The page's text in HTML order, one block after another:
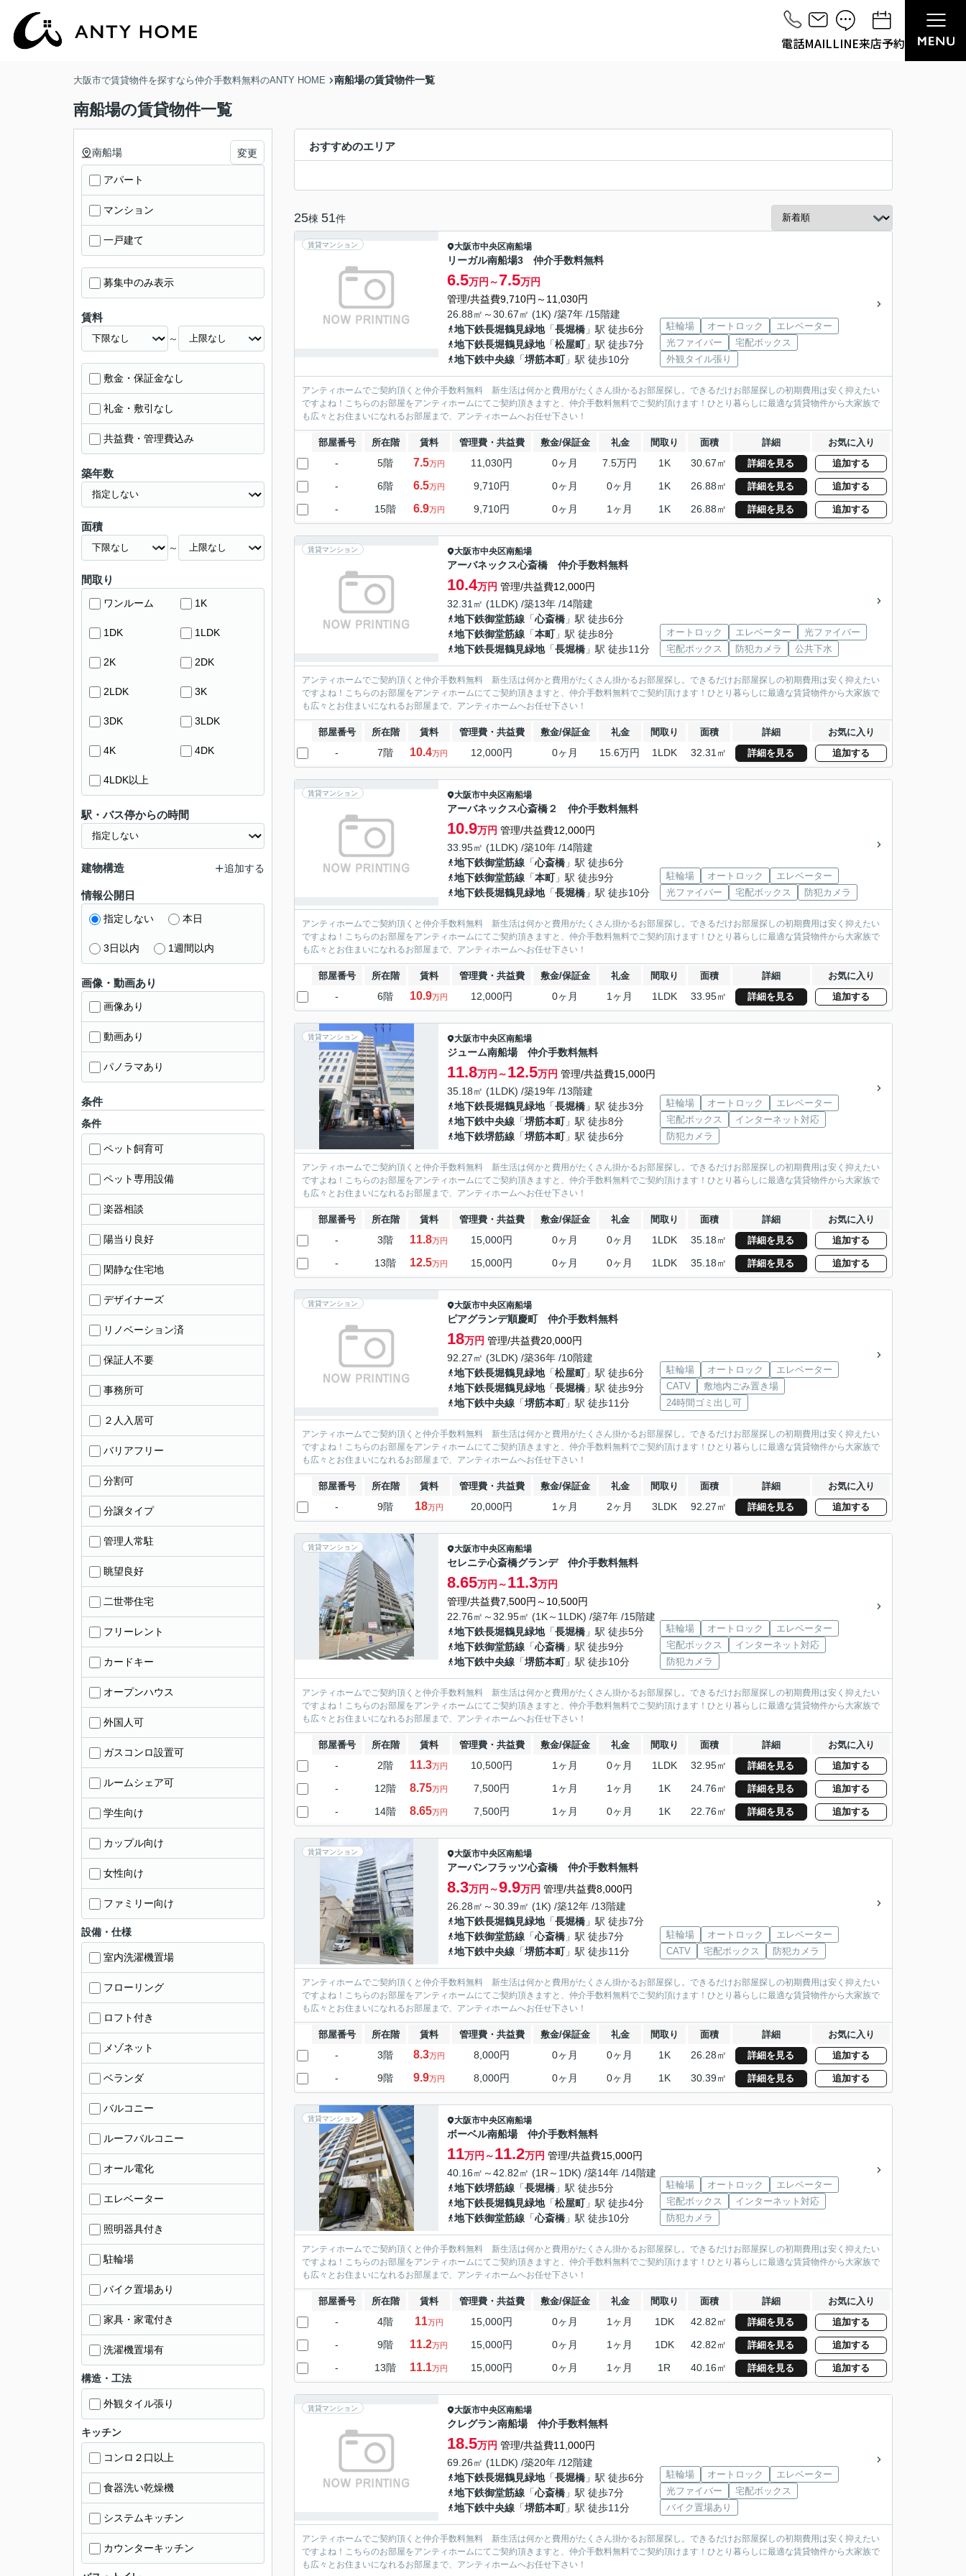
電話MAILLINE来店予約
大阪市で賃貸物件を探すなら仲介手数料無料のANTY HOME 南船場の賃貸物件一覧
南船場の賃貸物件一覧
おすすめのエリア
25棟 51件
賃貸マンション 大阪市中央区南船場
リーガル南船場3 仲介手数料無料
6.5万円～7.5万円
管理/共益費9,710円～11,030円
26.88㎡～30.67㎡ (1K) /築7年 /15階建
地下鉄長堀鶴見緑地「長堀橋 」駅 徒歩6分
地下鉄長堀鶴見緑地「松屋町」駅 徒歩7分
地下鉄中央線 「堺筋本町」駅 徒歩10分
駐輪場 オートロック
エレベーター
光ファイバー
宅配ボックス
外観タイル張り
アンティホームでご契約頂くと仲介手数料無料 新生活は何かと費用がたくさん掛かるお部屋探し。できるだけお部屋探しの初期費用は安く抑えたい
ですよね！こちらのお部屋をアンティホームにてご契約頂きますと、仲介手数料無料でご契約頂けます！ひとり暮らしに最適な賃貸物件から大家族で
も広々とお住まいになれるお部屋まで、アンティホームへお任せ下さい！
部屋番号 所在階 賃料 管理費・共益費 敷金/保証金 礼金 間取り 面積 詳細 お気に入り
- 5階 7.5万円 11,030円 0ヶ月 7.5万円 1K 30.67㎡ 詳細を見る 追加する
- 6階 6.5万円 9,710円 0ヶ月 0ヶ月 1K 26.88㎡ 詳細を見る 追加する
- 15階 6.9万円 9,710円 0ヶ月 1ヶ月 1K 26.88㎡ 詳細を見る 追加する
賃貸マンション 大阪市中央区南船場
アーバネックス心斎橋 仲介手数料無料
10.4万円 管理/共益費12,000円
32.31㎡ (1LDK) /築13年 /14階建
地下鉄御堂筋線 「心斎橋 」駅 徒歩6分
地下鉄御堂筋線 「本町」駅 徒歩8分
地下鉄長堀鶴見緑地「長堀橋 」駅 徒歩11分
オートロック エレベーター
光ファイバー
宅配ボックス
防犯カメラ 公共下水
アンティホームでご契約頂くと仲介手数料無料 新生活は何かと費用がたくさん掛かるお部屋探し。できるだけお部屋探しの初期費用は安く抑えたい
ですよね！こちらのお部屋をアンティホームにてご契約頂きますと、仲介手数料無料でご契約頂けます！ひとり暮らしに最適な賃貸物件から大家族で
も広々とお住まいになれるお部屋まで、アンティホームへお任せ下さい！
部屋番号 所在階 賃料 管理費・共益費 敷金/保証金 礼金 間取り 面積 詳細 お気に入り
- 7階 10.4万円 12,000円 0ヶ月 15.6万円 1LDK 32.31㎡ 詳細を見る 追加する
賃貸マンション 大阪市中央区南船場
アーバネックス心斎橋２ 仲介手数料無料
10.9万円 管理/共益費12,000円
33.95㎡ (1LDK) /築10年 /14階建
地下鉄御堂筋線 「心斎橋 」駅 徒歩6分
地下鉄御堂筋線 「本町」駅 徒歩9分
地下鉄長堀鶴見緑地「長堀橋 」駅 徒歩10分
駐輪場 オートロック
エレベーター
光ファイバー
宅配ボックス 防犯カメラ
アンティホームでご契約頂くと仲介手数料無料 新生活は何かと費用がたくさん掛かるお部屋探し。できるだけお部屋探しの初期費用は安く抑えたい
ですよね！こちらのお部屋をアンティホームにてご契約頂きますと、仲介手数料無料でご契約頂けます！ひとり暮らしに最適な賃貸物件から大家族で
も広々とお住まいになれるお部屋まで、アンティホームへお任せ下さい！
部屋番号 所在階 賃料 管理費・共益費 敷金/保証金 礼金 間取り 面積 詳細 お気に入り
- 6階 10.9万円 12,000円 0ヶ月 1ヶ月 1LDK 33.95㎡ 詳細を見る 追加する
賃貸マンション 大阪市中央区南船場
ジューム南船場 仲介手数料無料
11.8万円～12.5万円 管理/共益費15,000円
35.18㎡ (1LDK) /築19年 /13階建
地下鉄長堀鶴見緑地「長堀橋 」駅 徒歩3分
地下鉄中央線 「堺筋本町」駅 徒歩8分
地下鉄堺筋線 「堺筋本町」駅 徒歩6分
駐輪場 オートロック
エレベーター
宅配ボックス
インターネット対応
防犯カメラ
アンティホームでご契約頂くと仲介手数料無料 新生活は何かと費用がたくさん掛かるお部屋探し。できるだけお部屋探しの初期費用は安く抑えたい
ですよね！こちらのお部屋をアンティホームにてご契約頂きますと、仲介手数料無料でご契約頂けます！ひとり暮らしに最適な賃貸物件から大家族で
も広々とお住まいになれるお部屋まで、アンティホームへお任せ下さい！
部屋番号 所在階 賃料 管理費・共益費 敷金/保証金 礼金 間取り 面積 詳細 お気に入り
- 3階 11.8万円 15,000円 0ヶ月 0ヶ月 1LDK 35.18㎡ 詳細を見る 追加する
- 13階 12.5万円 15,000円 0ヶ月 0ヶ月 1LDK 35.18㎡ 詳細を見る 追加する
賃貸マンション 大阪市中央区南船場
ピアグランデ順慶町 仲介手数料無料
18万円 管理/共益費20,000円
92.27㎡ (3LDK) /築36年 /10階建
地下鉄長堀鶴見緑地「松屋町」駅 徒歩6分
地下鉄長堀鶴見緑地「長堀橋 」駅 徒歩9分
地下鉄中央線 「堺筋本町」駅 徒歩11分
駐輪場 オートロック
エレベーター
CATV
敷地内ごみ置き場
24時間ゴミ出し可
アンティホームでご契約頂くと仲介手数料無料 新生活は何かと費用がたくさん掛かるお部屋探し。できるだけお部屋探しの初期費用は安く抑えたい
ですよね！こちらのお部屋をアンティホームにてご契約頂きますと、仲介手数料無料でご契約頂けます！ひとり暮らしに最適な賃貸物件から大家族で
も広々とお住まいになれるお部屋まで、アンティホームへお任せ下さい！
部屋番号 所在階 賃料 管理費・共益費 敷金/保証金 礼金 間取り 面積 詳細 お気に入り
- 9階 18万円 20,000円 1ヶ月 2ヶ月 3LDK 92.27㎡ 詳細を見る 追加する
賃貸マンション 大阪市中央区南船場
セレニテ心斎橋グランデ 仲介手数料無料
8.65万円～11.3万円
管理/共益費7,500円～10,500円
22.76㎡～32.95㎡ (1K～1LDK) /築7年 /15階建
地下鉄長堀鶴見緑地「長堀橋 」駅 徒歩5分
地下鉄御堂筋線 「心斎橋 」駅 徒歩9分
地下鉄中央線 「堺筋本町」駅 徒歩10分
駐輪場 オートロック
エレベーター
宅配ボックス
インターネット対応
防犯カメラ
アンティホームでご契約頂くと仲介手数料無料 新生活は何かと費用がたくさん掛かるお部屋探し。できるだけお部屋探しの初期費用は安く抑えたい
ですよね！こちらのお部屋をアンティホームにてご契約頂きますと、仲介手数料無料でご契約頂けます！ひとり暮らしに最適な賃貸物件から大家族で
も広々とお住まいになれるお部屋まで、アンティホームへお任せ下さい！
部屋番号 所在階 賃料 管理費・共益費 敷金/保証金 礼金 間取り 面積 詳細 お気に入り
- 2階 11.3万円 10,500円 1ヶ月 0ヶ月 1LDK 32.95㎡ 詳細を見る 追加する
- 12階 8.75万円 7,500円 1ヶ月 1ヶ月 1K 24.76㎡ 詳細を見る 追加する
- 14階 8.65万円 7,500円 1ヶ月 0ヶ月 1K 22.76㎡ 詳細を見る 追加する
賃貸マンション 大阪市中央区南船場
アーバンフラッツ心斎橋 仲介手数料無料
8.3万円～9.9万円 管理/共益費8,000円
26.28㎡～30.39㎡ (1K) /築12年 /13階建
地下鉄長堀鶴見緑地「長堀橋 」駅 徒歩7分
地下鉄御堂筋線 「心斎橋 」駅 徒歩7分
地下鉄中央線 「堺筋本町」駅 徒歩11分
駐輪場 オートロック
エレベーター
CATV
宅配ボックス 防犯カメラ
アンティホームでご契約頂くと仲介手数料無料 新生活は何かと費用がたくさん掛かるお部屋探し。できるだけお部屋探しの初期費用は安く抑えたい
ですよね！こちらのお部屋をアンティホームにてご契約頂きますと、仲介手数料無料でご契約頂けます！ひとり暮らしに最適な賃貸物件から大家族で
も広々とお住まいになれるお部屋まで、アンティホームへお任せ下さい！
部屋番号 所在階 賃料 管理費・共益費 敷金/保証金 礼金 間取り 面積 詳細 お気に入り
- 3階 8.3万円 8,000円 0ヶ月 0ヶ月 1K 26.28㎡ 詳細を見る 追加する
- 9階 9.9万円 8,000円 0ヶ月 0ヶ月 1K 30.39㎡ 詳細を見る 追加する
賃貸マンション 大阪市中央区南船場
ボーベル南船場 仲介手数料無料
11万円～11.2万円 管理/共益費15,000円
40.16㎡～42.82㎡ (1R～1DK) /築14年 /14階建
地下鉄堺筋線 「長堀橋 」駅 徒歩5分
地下鉄長堀鶴見緑地「松屋町」駅 徒歩4分
地下鉄御堂筋線 「心斎橋 」駅 徒歩10分
駐輪場 オートロック
エレベーター
宅配ボックス
インターネット対応
防犯カメラ
アンティホームでご契約頂くと仲介手数料無料 新生活は何かと費用がたくさん掛かるお部屋探し。できるだけお部屋探しの初期費用は安く抑えたい
ですよね！こちらのお部屋をアンティホームにてご契約頂きますと、仲介手数料無料でご契約頂けます！ひとり暮らしに最適な賃貸物件から大家族で
も広々とお住まいになれるお部屋まで、アンティホームへお任せ下さい！
部屋番号 所在階 賃料 管理費・共益費 敷金/保証金 礼金 間取り 面積 詳細 お気に入り
- 4階 11万円 15,000円 0ヶ月 1ヶ月 1DK 42.82㎡ 詳細を見る 追加する
- 9階 11.2万円 15,000円 0ヶ月 1ヶ月 1DK 42.82㎡ 詳細を見る 追加する
- 13階 11.1万円 15,000円 0ヶ月 1ヶ月 1R 40.16㎡ 詳細を見る 追加する
賃貸マンション 大阪市中央区南船場
クレグラン南船場 仲介手数料無料
18.5万円 管理/共益費11,000円
69.26㎡ (1LDK) /築20年 /12階建
地下鉄長堀鶴見緑地「長堀橋 」駅 徒歩6分
地下鉄御堂筋線 「心斎橋 」駅 徒歩7分
地下鉄中央線 「堺筋本町」駅 徒歩11分
駐輪場 オートロック
エレベーター
光ファイバー
宅配ボックス
バイク置場あり
アンティホームでご契約頂くと仲介手数料無料 新生活は何かと費用がたくさん掛かるお部屋探し。できるだけお部屋探しの初期費用は安く抑えたい
ですよね！こちらのお部屋をアンティホームにてご契約頂きますと、仲介手数料無料でご契約頂けます！ひとり暮らしに最適な賃貸物件から大家族で
も広々とお住まいになれるお部屋まで、アンティホームへお任せ下さい！
南船場 変更
アパート
マンション
一戸建て
募集中のみ表示
賃料
～
敷金・保証金なし
礼金・敷引なし
共益費・管理費込み
築年数
面積
～
間取り
ワンルーム 1K
1DK 1LDK
2K 2DK
2LDK 3K
3DK 3LDK
4K 4DK
4LDK以上
駅・バス停からの時間
建物構造 追加する
情報公開日
指定しない 本日
3日以内 1週間以内
画像・動画あり
画像あり
動画あり
パノラマあり
条件
条件
ペット飼育可
ペット専用設備
楽器相談
陽当り良好
閑静な住宅地
デザイナーズ
リノベーション済
保証人不要
事務所可
２人入居可
バリアフリー
分割可
分譲タイプ
管理人常駐
眺望良好
二世帯住宅
フリーレント
カードキー
オープンハウス
外国人可
ガスコンロ設置可
ルームシェア可
学生向け
カップル向け
女性向け
ファミリー向け
設備・仕様
室内洗濯機置場
フローリング
ロフト付き
メゾネット
ベランダ
バルコニー
ルーフバルコニー
オール電化
エレベーター
照明器具付き
駐輪場
バイク置場あり
家具・家電付き
洗濯機置場有
構造・工法
外観タイル張り
キッチン
コンロ２口以上
食器洗い乾燥機
システムキッチン
カウンターキッチン